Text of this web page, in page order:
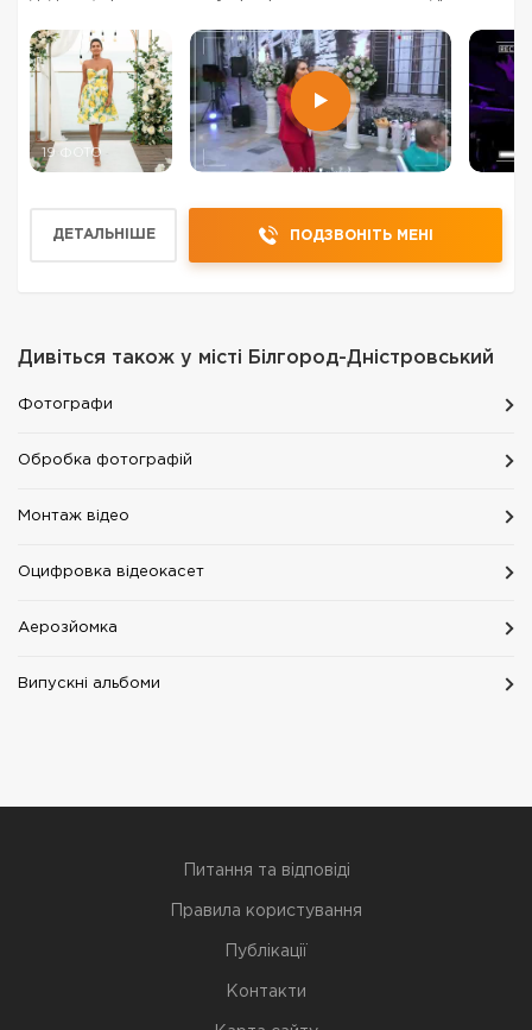
юмор. • Разнообразный репертуар лучших хитов -
зарубе...
19 ФОТО
ДЕТАЛЬНІШЕ ПОДЗВОНІТЬ МЕНІ
Дивіться також у місті Білгород-Дністровський
Фотографи
Обробка фотографій
Монтаж відео
Оцифровка відеокасет
Аерозйомка
Випускні альбоми
Питання та відповіді
Правила користування
Публікації
Контакти